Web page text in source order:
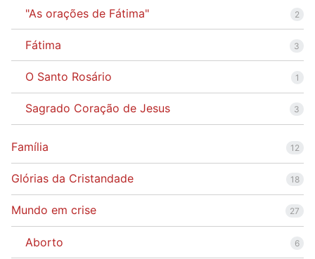
"As orações de Fátima" 2
Fátima 3
O Santo Rosário 1
Sagrado Coração de Jesus 3
Família 12
Glórias da Cristandade 18
Mundo em crise 27
Aborto 6